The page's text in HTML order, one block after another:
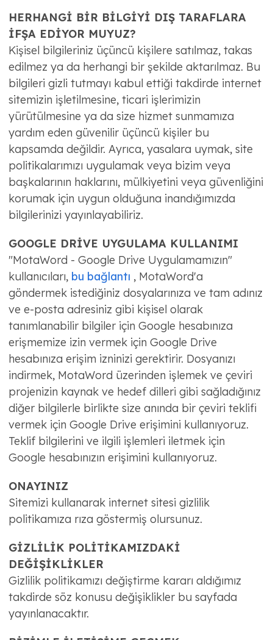
HERHANGİ BİR BİLGİYİ DIŞ TARAFLARA
İFŞA EDİYOR MUYUZ?
Kişisel bilgileriniz üçüncü kişilere satılmaz, takas
edilmez ya da herhangi bir şekilde aktarılmaz. Bu
bilgileri gizli tutmayı kabul ettiği takdirde internet
sitemizin işletilmesine, ticari işlerimizin
yürütülmesine ya da size hizmet sunmamıza
yardım eden güvenilir üçüncü kişiler bu
kapsamda değildir. Ayrıca, yasalara uymak, site
politikalarımızı uygulamak veya bizim veya
başkalarının haklarını, mülkiyetini veya güvenliğini
korumak için uygun olduğuna inandığımızda
bilgilerinizi yayınlayabiliriz.
GOOGLE DRİVE UYGULAMA KULLANIMI
"MotaWord - Google Drive Uygulamamızın"
kullanıcıları, bu bağlantı , MotaWord'a
göndermek istediğiniz dosyalarınıza ve tam adınız
ve e-posta adresiniz gibi kişisel olarak
tanımlanabilir bilgiler için Google hesabınıza
erişmemize izin vermek için Google Drive
hesabınıza erişim izninizi gerektirir. Dosyanızı
indirmek, MotaWord üzerinden işlemek ve çeviri
projenizin kaynak ve hedef dilleri gibi sağladığınız
diğer bilgilerle birlikte size anında bir çeviri teklifi
vermek için Google Drive erişimini kullanıyoruz.
Teklif bilgilerini ve ilgili işlemleri iletmek için
Google hesabınızın erişimini kullanıyoruz.
ONAYINIZ
Sitemizi kullanarak internet sitesi gizlilik
politikamıza rıza göstermiş olursunuz.
GİZLİLİK POLİTİKAMIZDAKİ
DEĞİŞİKLİKLER
Gizlilik politikamızı değiştirme kararı aldığımız
takdirde söz konusu değişiklikler bu sayfada
yayınlanacaktır.